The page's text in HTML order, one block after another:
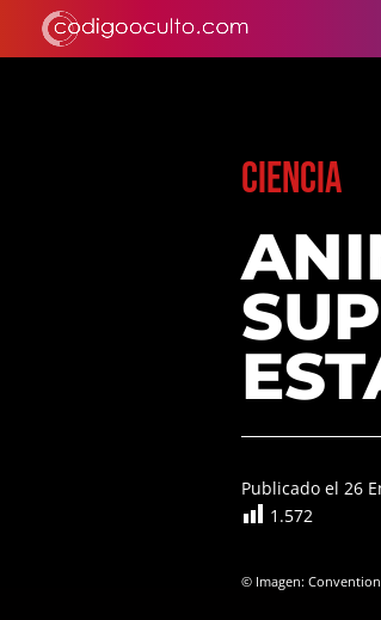
CIENCIA
Publicado el 26
1.572
© Imagen: